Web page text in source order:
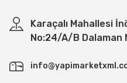
Karaçalı Mahallesi
No:24/A/B Dalaman